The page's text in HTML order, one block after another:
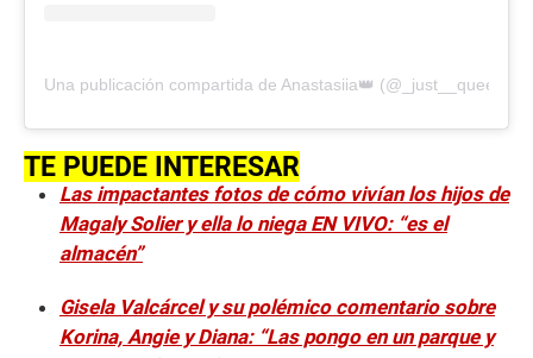
Una publicación compartida de Anastasiia👑 (@_just__queen_)
TE PUEDE INTERESAR
Las impactantes fotos de cómo vivían los hijos de
Magaly Solier y ella lo niega EN VIVO: “es el
almacén”
Gisela Valcárcel y su polémico comentario sobre
Korina, Angie y Diana: “Las pongo en un parque y